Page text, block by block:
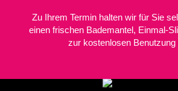
Zu Ihrem Termin halten wir für Sie
einen frischen Bademantel, Einmal-
zur kostenlosen Benutzung